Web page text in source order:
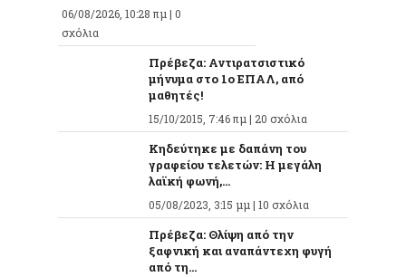
06/08/2026, 10:28 πμ | 0
σχόλια
Πρέβεζα: Αντιρατσιστικό
μήνυμα στο 1ο ΕΠΑΛ, από
μαθητές!
15/10/2015, 7:46 πμ | 20 σχόλια
Κηδεύτηκε με δαπάνη του
γραφείου τελετών: Η μεγάλη
λαϊκή φωνή,...
05/08/2023, 3:15 μμ | 10 σχόλια
Πρέβεζα: Θλίψη από την
ξαφνική και αναπάντεχη φυγή
από τη...